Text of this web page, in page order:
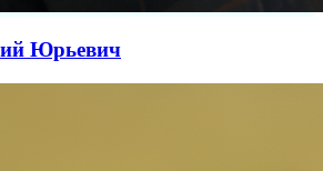
Юрьевич